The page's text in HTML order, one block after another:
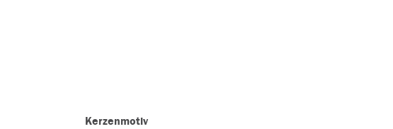
Kerzenmotiv